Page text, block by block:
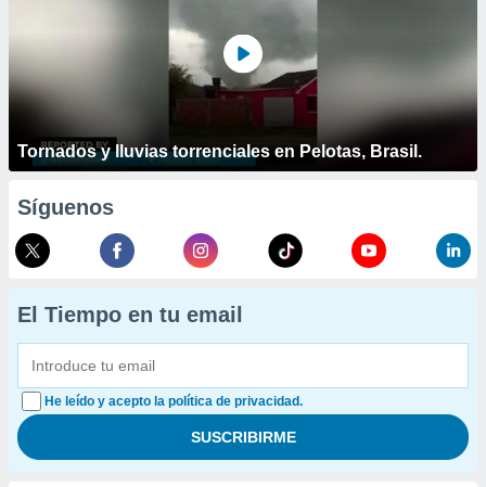
Tornados y lluvias torrenciales en Pelotas, Brasil.
Síguenos
El Tiempo en tu email
He leído y acepto la política de privacidad.